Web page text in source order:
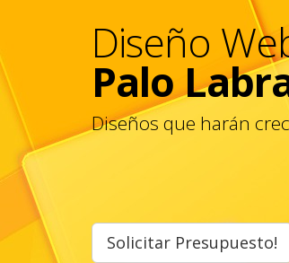
Diseño
Palo
Diseños que harán
Solicitar Presupuesto!